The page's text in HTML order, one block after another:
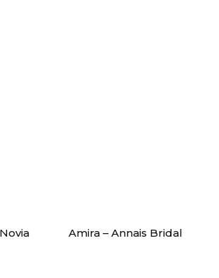
Amira – Annais Bridal